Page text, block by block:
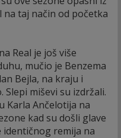
na taj način od početka
Real je još više
mučio je Benzema
Bejla, na kraju i
Slepi miševi su izdržali.
Karla Ančelotija na
kad su došli glave
identičnog remija na